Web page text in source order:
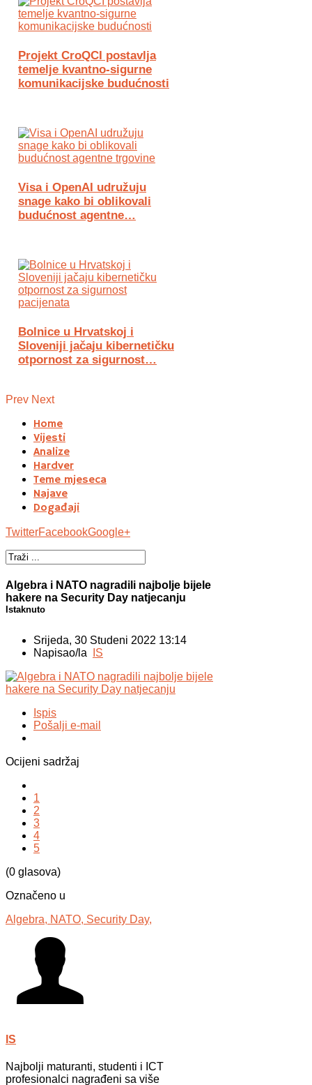
Projekt CroQCI postavlja
temelje kvantno-sigurne
komunikacijske budućnosti
Visa i OpenAI udružuju
snage kako bi oblikovali
budućnost agentne…
Bolnice u Hrvatskoj i
Sloveniji jačaju kibernetičku
otpornost za sigurnost…
Prev Next
Home
Vijesti
Analize
Hardver
Teme mjeseca
Najave
Događaji
TwitterFacebookGoogle+
Algebra i NATO nagradili najbolje bijele
hakere na Security Day natjecanju
Istaknuto
Srijeda, 30 Studeni 2022 13:14
Napisao/la
IS
Ispis
Pošalji e-mail
Ocijeni sadržaj
1
2
3
4
5
(0 glasova)
Označeno u
Algebra, NATO, Security Day,
IS
Najbolji maturanti, studenti i ICT
profesionalci nagrađeni sa više